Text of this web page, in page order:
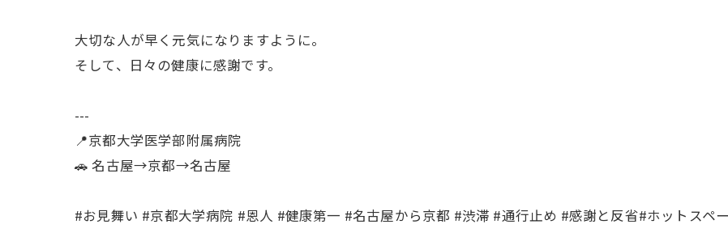
大切な人が早く元気になりますように。
そして、日々の健康に感謝です。
---
📍京都大学医学部附属病院
🚗 名古屋→京都→名古屋
#お見舞い #京都大学病院 #恩人 #健康第一 #名古屋から京都 #渋滞 #通行止め #感謝と反省#ホットスペ